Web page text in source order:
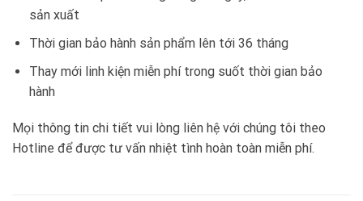
sản xuất
Thời gian bảo hành sản phẩm lên tới 36 tháng
Thay mới linh kiện miễn phí trong suốt thời gian bảo
hành
Mọi thông tin chi tiết vui lòng liên hệ với chúng tôi theo
Hotline để được tư vấn nhiệt tình hoàn toàn miễn phí.